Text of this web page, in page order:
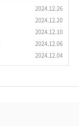
2024.12.26
2024.12.20
2024.12.10
2024.12.06
2024.12.04